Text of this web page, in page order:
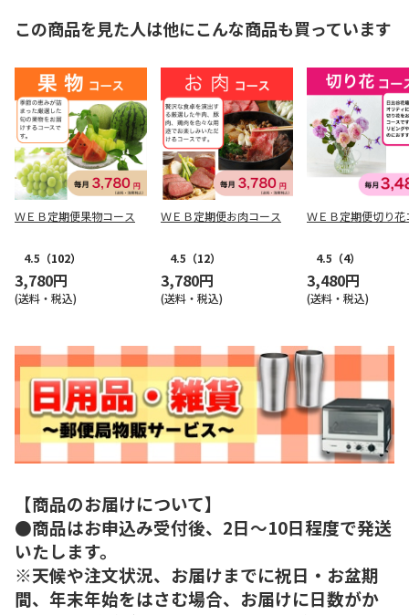
この商品を見た人は他にこんな商品も買っています
ＷＥＢ定期便果物コース
4.5 （102）
3,780円
(送料・税込)
ＷＥＢ定期便お肉コース
4.5 （12）
3,780円
(送料・税込)
ＷＥＢ定期便切り花
4.5 （4）
3,480円
(送料・税込)
【商品のお届けについて】
●商品はお申込み受付後、2日～10日程度で発送
いたします。
※天候や注文状況、お届けまでに祝日・お盆期
間、年末年始をはさむ場合、お届けに日数がか